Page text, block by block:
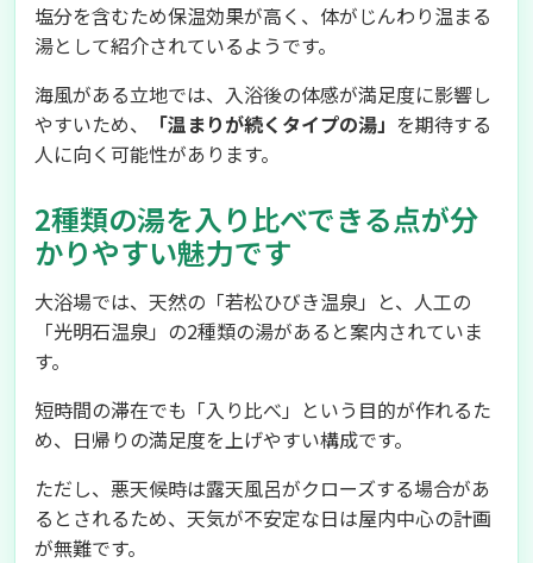
塩分を含むため保温効果が高く、体がじんわり温まる
湯として紹介されているようです。
海風がある立地では、入浴後の体感が満足度に影響し
やすいため、
「温まりが続くタイプの湯」 を期待する
人に向く可能性があります。
2種類の湯を入り比べできる点が分
かりやすい魅力です
大浴場では、天然の「若松ひびき温泉」と、人工の
「光明石温泉」の2種類の湯があると案内されていま
す。
短時間の滞在でも「入り比べ」という目的が作れるた
め、日帰りの満足度を上げやすい構成です。
ただし、悪天候時は露天風呂がクローズする場合があ
るとされるため、天気が不安定な日は屋内中心の計画
が無難です。